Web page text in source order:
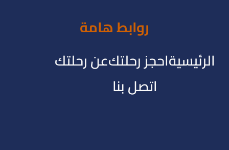
روابط هامة
الرئيسيةاحجز رحلتكعن رحلتك
اتصل بنا